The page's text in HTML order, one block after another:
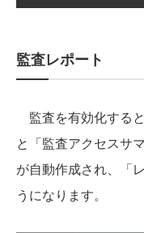
監査レポート
監査を有効化する
と「監査アクセスサ
が自動作成され、「
うになります。